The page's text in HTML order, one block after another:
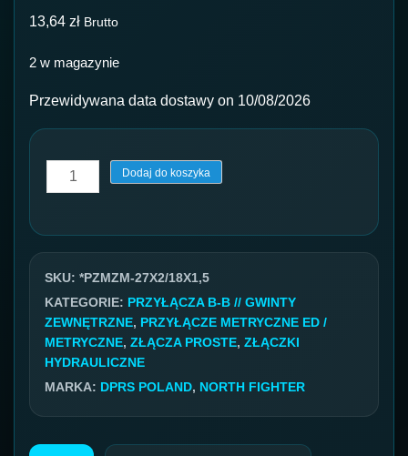
13,64 zł Brutto
2 w magazynie
Przewidywana data dostawy on 10/08/2026
ilość
Przyłącze
27x2
18L/18x1,5
12L
Dodaj do koszyka
SKU: *PZMZM-27X2/18X1,5
KATEGORIE: PRZYŁĄCZA B-B // GWINTY
ZEWNĘTRZNE, PRZYŁĄCZE METRYCZNE ED /
METRYCZNE, ZŁĄCZA PROSTE, ZŁĄCZKI
HYDRAULICZNE
MARKA: DPRS POLAND, NORTH FIGHTER